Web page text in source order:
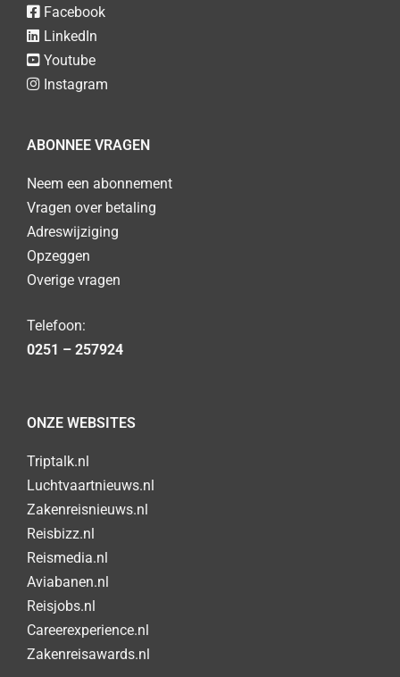
Facebook
LinkedIn
Youtube
Instagram
ABONNEE VRAGEN
Neem een abonnement
Vragen over betaling
Adreswijziging
Opzeggen
Overige vragen
Telefoon:
0251 – 257924
ONZE WEBSITES
Triptalk.nl
Luchtvaartnieuws.nl
Zakenreisnieuws.nl
Reisbizz.nl
Reismedia.nl
Aviabanen.nl
Reisjobs.nl
Careerexperience.nl
Zakenreisawards.nl